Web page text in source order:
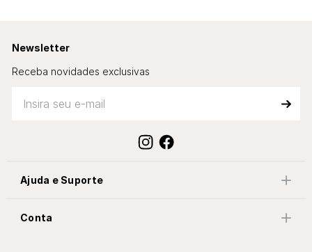
Newsletter
Receba novidades exclusivas
Ajuda e Suporte
Conta